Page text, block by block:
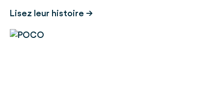
Lisez leur histoire →